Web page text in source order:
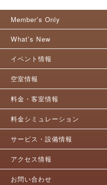
Member's Only
What's New
イベント情報
空室情報
料金・客室情報
料金シミュレーション
サービス・設備情報
アクセス情報
お問い合わせ